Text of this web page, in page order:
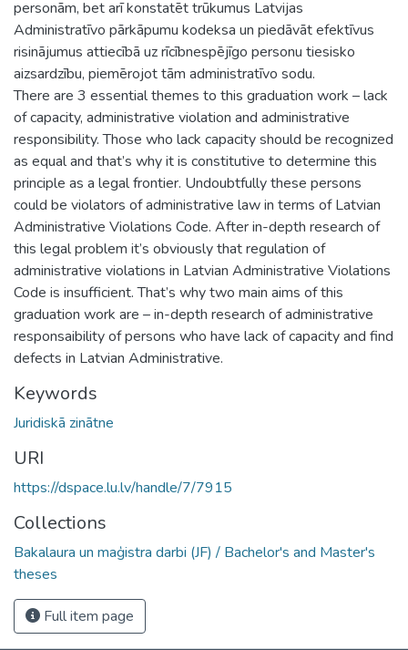
personām, bet arī konstatēt trūkumus Latvijas
Administratīvo pārkāpumu kodeksa un piedāvāt efektīvus
risinājumus attiecībā uz rīcībnespējīgo personu tiesisko
aizsardzību, piemērojot tām administratīvo sodu.
There are 3 essential themes to this graduation work – lack
of capacity, administrative violation and administrative
responsibility. Those who lack capacity should be recognized
as equal and that’s why it is constitutive to determine this
principle as a legal frontier. Undoubtfully these persons
could be violators of administrative law in terms of Latvian
Administrative Violations Code. After in-depth research of
this legal problem it’s obviously that regulation of
administrative violations in Latvian Administrative Violations
Code is insufficient. That’s why two main aims of this
graduation work are – in-depth research of administrative
responsaibility of persons who have lack of capacity and find
defects in Latvian Administrative.
Keywords
Juridiskā zinātne
URI
https://dspace.lu.lv/handle/7/7915
Collections
Bakalaura un maģistra darbi (JF) / Bachelor's and Master's
theses
Full item page